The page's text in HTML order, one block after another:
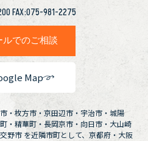
FAX:075-981-2275
ルでのご相談
Map
・枚方市・京田辺市・宇治市・城陽
・精華町・長岡京市・向日市・大山崎
野市 を近隣市町として、京都府・大阪